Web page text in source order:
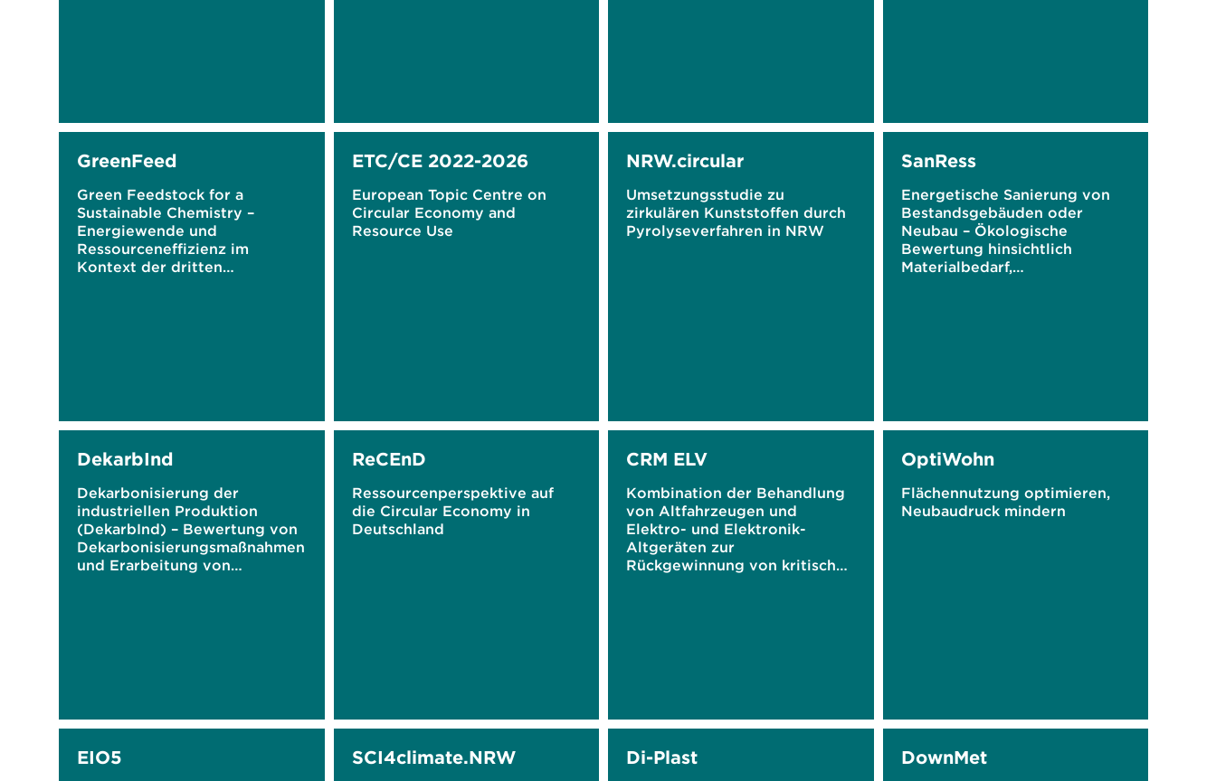
GreenFeed
Green Feedstock for a
Sustainable Chemistry –
Energiewende und
Ressourceneffizienz im
Kontext der dritten
ETC/CE 2022-2026
European Topic Centre on
Circular Economy and
Resource Use
NRW.circular
Umsetzungsstudie zu
zirkulären Kunststoffen durch
Pyrolyseverfahren in NRW
SanRess
Energetische Sanierung von
Bestandsgebäuden oder
Neubau – Ökologische
Bewertung hinsichtlich
Materialbedarf,
DekarbInd
Dekarbonisierung der
industriellen Produktion
(DekarbInd) – Bewertung von
Dekarbonisierungsmaßnahmen
und Erarbeitung von
ReCEnD
Ressourcenperspektive auf
die Circular Economy in
Deutschland
CRM ELV
Kombination der Behandlung
von Altfahrzeugen und
Elektro- und Elektronik-
Altgeräten zur
Rückgewinnung von kritischen
OptiWohn
Flächennutzung optimieren,
Neubaudruck mindern
EIO5 SCI4climate.NRW Di-Plast DownMet